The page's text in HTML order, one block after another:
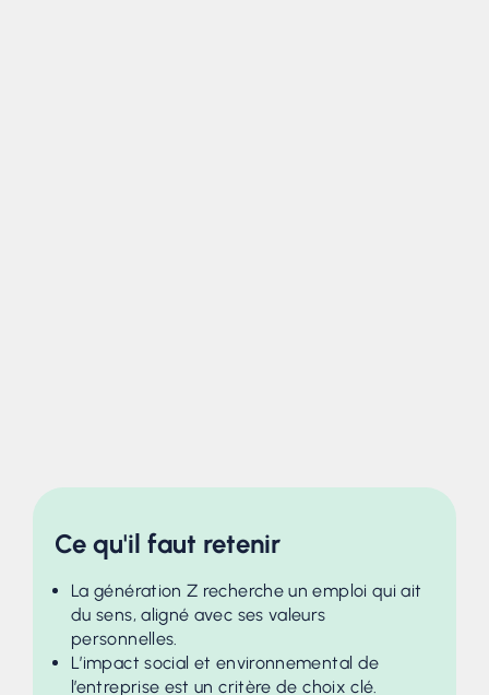
Ce qu'il faut retenir
La génération Z recherche un emploi qui ait
du sens, aligné avec ses valeurs
personnelles.
L’impact social et environnemental de
l’entreprise est un critère de choix clé.